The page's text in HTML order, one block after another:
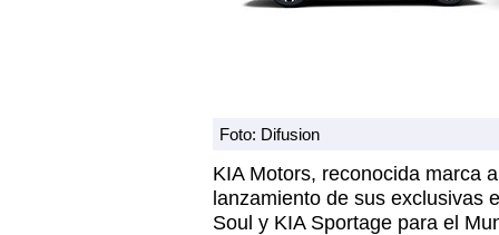
Foto: Difusion
KIA Motors, reconocida marca
lanzamiento de sus exclusivas
Soul y KIA Sportage para el